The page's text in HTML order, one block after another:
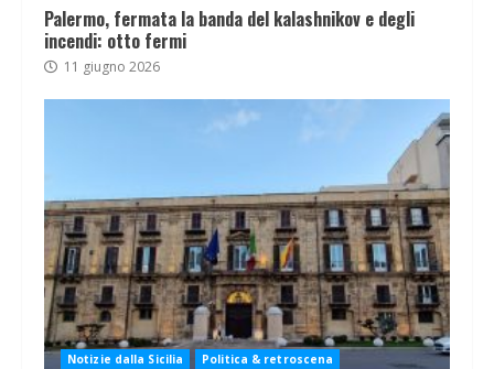
Palermo, fermata la banda del kalashnikov e degli
incendi: otto fermi
11 giugno 2026
Notizie dalla Sicilia Politica & retroscena